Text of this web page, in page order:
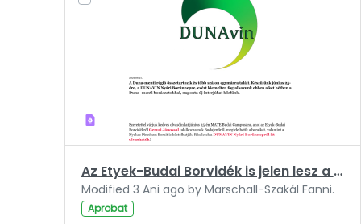
Az Etyek-Budai Borvidék is jelen lesz a Dunavin Borünnepen.pdf
Modified 3 Ani ago by Marschall-Szakál Fanni.
Aprobat